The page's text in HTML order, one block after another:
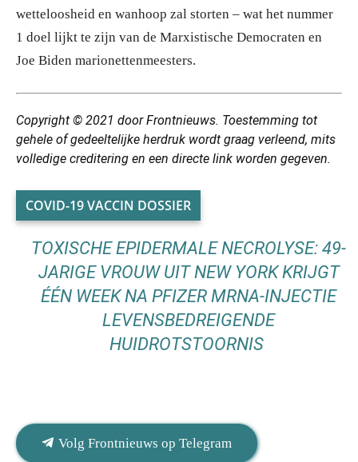
wetteloosheid en wanhoop zal storten – wat het nummer
1 doel lijkt te zijn van de Marxistische Democraten en
Joe Biden marionettenmeesters.
Copyright © 2021 door Frontnieuws. Toestemming tot
gehele of gedeeltelijke herdruk wordt graag verleend, mits
volledige creditering en een directe link worden gegeven.
COVID-19 VACCIN DOSSIER
TOXISCHE EPIDERMALE NECROLYSE: 49-
JARIGE VROUW UIT NEW YORK KRIJGT
ÉÉN WEEK NA PFIZER MRNA-INJECTIE
LEVENSBEDREIGENDE
HUIDROTSTOORNIS
Volg Frontnieuws op Telegram